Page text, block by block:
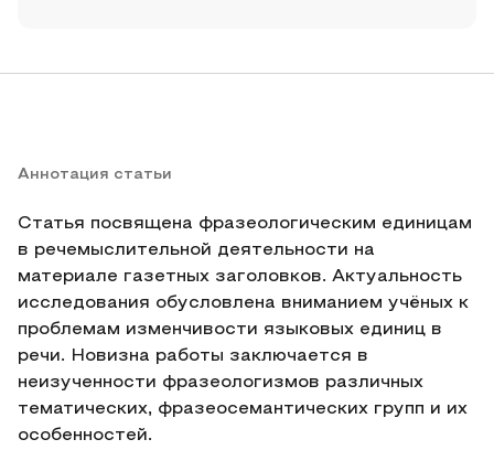
Аннотация статьи
Статья посвящена фразеологическим единицам
в речемыслительной деятельности на
материале газетных заголовков. Актуальность
исследования обусловлена вниманием учёных к
проблемам изменчивости языковых единиц в
речи. Новизна работы заключается в
неизученности фразеологизмов различных
тематических, фразеосемантических групп и их
особенностей.